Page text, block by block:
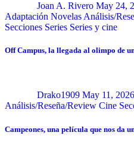
Joan A. Rivero May 24,
Adaptación Novelas Análisis/
Secciones Series Series y cine
Off Campus, la llegada al olimpo de
Drako1909 May 11, 2026
Análisis/Reseña/Review Cine
Campeones, una película que nos da